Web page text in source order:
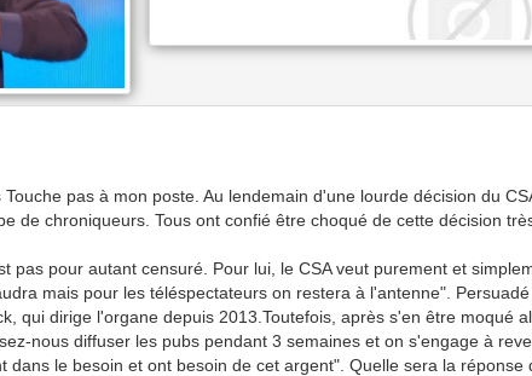
pas à mon poste. Au lendemain d'une lourde décision du
de chroniqueurs. Tous ont confié être choqué de cette décision
pas pour autant censuré. Pour lui, le CSA veut purement et
mais pour les téléspectateurs on restera à l'antenne".
qui dirige l'organe depuis 2013.Toutefois, après s'en être
nous diffuser les pubs pendant 3 semaines et on s'engage à
dans le besoin et ont besoin de cet argent". Quelle sera la réponse